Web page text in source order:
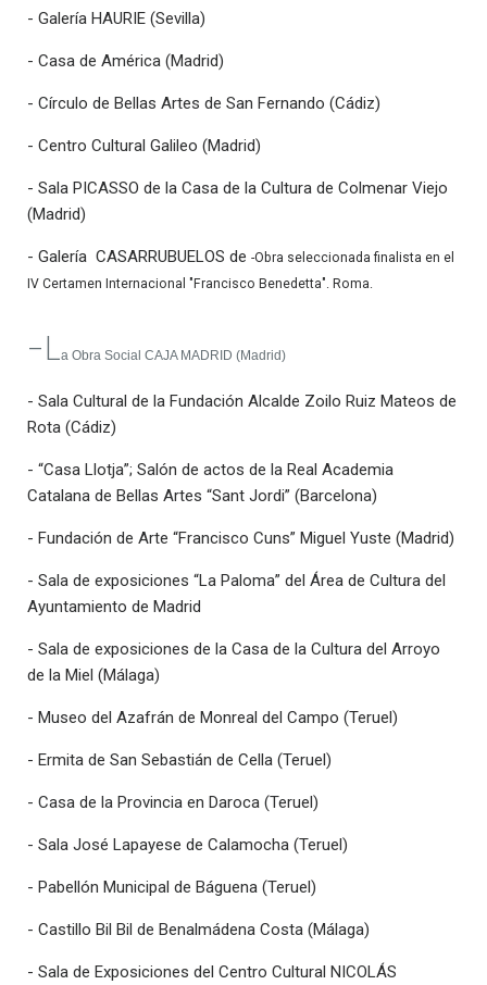
- Galería HAURIE (Sevilla)
- Casa de América (Madrid)
- Círculo de Bellas Artes de San Fernando (Cádiz)
- Centro Cultural Galileo (Madrid)
- Sala PICASSO de la Casa de la Cultura de Colmenar Viejo
(Madrid)
- Galería CASARRUBUELOS de -Obra seleccionada finalista en el
IV Certamen Internacional "Francisco Benedetta". Roma.
-La Obra Social CAJA MADRID (Madrid)
- Sala Cultural de la Fundación Alcalde Zoilo Ruiz Mateos de
Rota (Cádiz)
- “Casa Llotja”; Salón de actos de la Real Academia
Catalana de Bellas Artes “Sant Jordi” (Barcelona)
- Fundación de Arte “Francisco Cuns” Miguel Yuste (Madrid)
- Sala de exposiciones “La Paloma” del Área de Cultura del
Ayuntamiento de Madrid
- Sala de exposiciones de la Casa de la Cultura del Arroyo
de la Miel (Málaga)
- Museo del Azafrán de Monreal del Campo (Teruel)
- Ermita de San Sebastián de Cella (Teruel)
- Casa de la Provincia en Daroca (Teruel)
- Sala José Lapayese de Calamocha (Teruel)
- Pabellón Municipal de Báguena (Teruel)
- Castillo Bil Bil de Benalmádena Costa (Málaga)
- Sala de Exposiciones del Centro Cultural NICOLÁS